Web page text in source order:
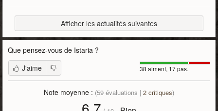
Afficher les actualités suivantes
Que pensez-vous de Istaria ?
38 aiment, 17 pas.
J'aime
Note moyenne : (59 évaluations | 2 critiques)